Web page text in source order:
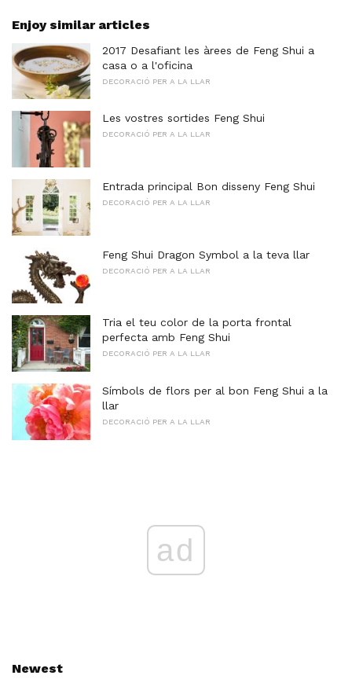
Enjoy similar articles
2017 Desafiant les àrees de Feng Shui a
casa o a l'oficina
DECORACIÓ PER A LA LLAR
Les vostres sortides Feng Shui
DECORACIÓ PER A LA LLAR
Entrada principal Bon disseny Feng Shui
DECORACIÓ PER A LA LLAR
Feng Shui Dragon Symbol a la teva llar
DECORACIÓ PER A LA LLAR
Tria el teu color de la porta frontal
perfecta amb Feng Shui
DECORACIÓ PER A LA LLAR
Símbols de flors per al bon Feng Shui a la
llar
DECORACIÓ PER A LA LLAR
ad
Newest